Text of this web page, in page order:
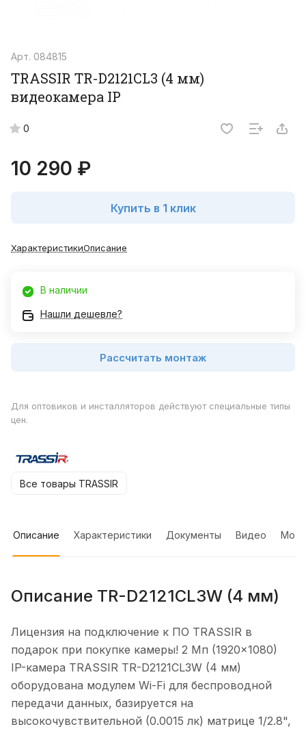
Арт. 084815
TRASSIR TR-D2121CL3 (4 мм)
видеокамера IP
0
10 290 ₽
Купить в 1 клик
ХарактеристикиОписание
В наличии
Нашли дешевле?
Рассчитать монтаж
Для оптовиков и инсталляторов действуют специальные типы
цен.
Все товары TRASSIR
Описание Характеристики Документы Видео
Описание TR-D2121CL3W (4 мм)
Лицензия на подключение к ПО TRASSIR в
подарок при покупке камеры! 2 Мп (1920×1080)
IP-камера TRASSIR TR-D2121CL3W (4 мм)
оборудована модулем Wi-Fi для беспроводной
передачи данных, базируется на
высокочувствительной (0.0015 лк) матрице 1/2.8",